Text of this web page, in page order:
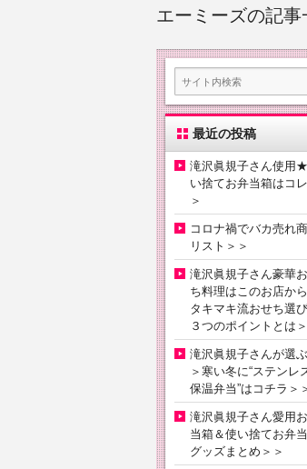
エーミーズの記事
最近の投稿
滝沢眞規子さん使用
い捨てお弁当箱はコ
＞
コロナ禍でバカ売れ
リスト＞＞
滝沢眞規子さん豪華
ち料理はこのお店から
タキマキ流おせち選
３つのポイントとは
滝沢眞規子さんが選
＞寒い冬に“ステンレ
保温弁当”はコチラ＞
滝沢眞規子さん愛用
当箱＆使い捨てお弁
グッズまとめ＞＞